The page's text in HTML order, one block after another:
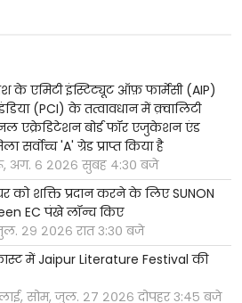
के एमिटी इंस्टिट्यूट ऑफ़ फार्मेसी (AIP)
(PCI) के तत्वावधान में क़्वालिटी
एक्रेडिटेशन बोर्ड फॉर एजुकेशन एंड
सर्वोच्च 'A' ग्रेड प्राप्त किया है
अग. ६ २०२६ सुबह ४:३० बजे
को शक्ति प्रदान करने के लिए SUNON
EC पंखे लॉन्च किए
२९ २०२६ रात ३:३० बजे
में Jaipur Literature Festival की
सोम, जुल. २७ २०२६ दोपहर ३:४५ बजे